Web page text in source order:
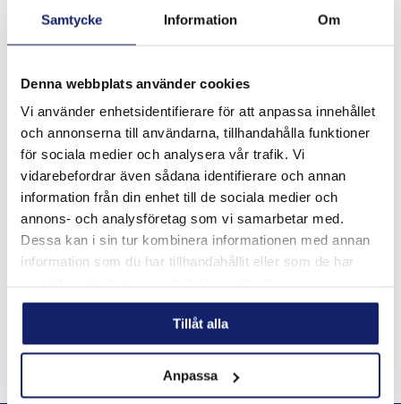
Samtycke Information Om
Denna webbplats använder cookies
Vi använder enhetsidentifierare för att anpassa innehållet
och annonserna till användarna, tillhandahålla funktioner
för sociala medier och analysera vår trafik. Vi
vidarebefordrar även sådana identifierare och annan
information från din enhet till de sociala medier och
annons- och analysföretag som vi samarbetar med.
Dessa kan i sin tur kombinera informationen med annan
information som du har tillhandahållit eller som de har
Tillåt alla
Anpassa
Produkter för reparation, underhåll och drift
Produkterna används ofta inom industriella miljöer där
tillverkning, bygg & anläggning samt service och underhåll.
Behöver du teknisk rådgivning?
Behöver du hjälp att välja rätt tillsatsmaterial för svetsning
eller lödning är du alltid välkommen att kontakta oss på
Meltolit.
Vi stöttar både slutkunder och återförsäljare med teknisk
kunskap, produktval och applikationsrådgivning.
→ Kontakta Meltolit
FACEBOOKTWITTERLINKEDIN
DELA
PÅ
PINTEREST